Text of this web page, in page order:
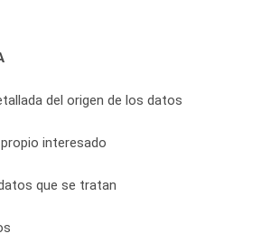
del origen de los datos
interesado
que se tratan